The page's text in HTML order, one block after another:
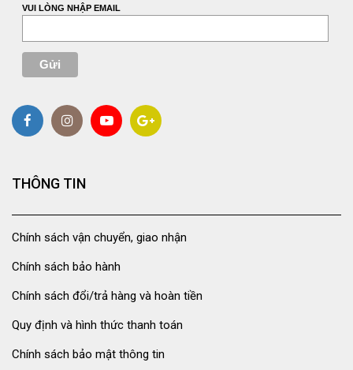
VUI LÒNG NHẬP EMAIL
THÔNG TIN
Chính sách vận chuyển, giao nhận
Chính sách bảo hành
Chính sách đổi/trả hàng và hoàn tiền
Quy định và hình thức thanh toán
Chính sách bảo mật thông tin